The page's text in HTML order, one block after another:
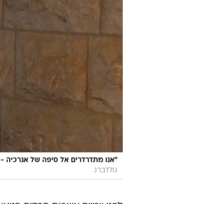
"אנו מתדרדרים אל סיפה של אנרכיה
גולדברג